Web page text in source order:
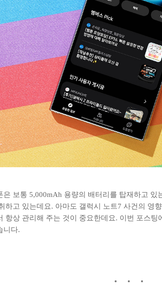
은 보통 5,000mAh 용량의 배터리를 탑재하고
하고 있는데요. 아마도 갤럭시 노트7 사건의 영
항상 관리해 주는 것이 중요한데요. 이번 포스
니다.